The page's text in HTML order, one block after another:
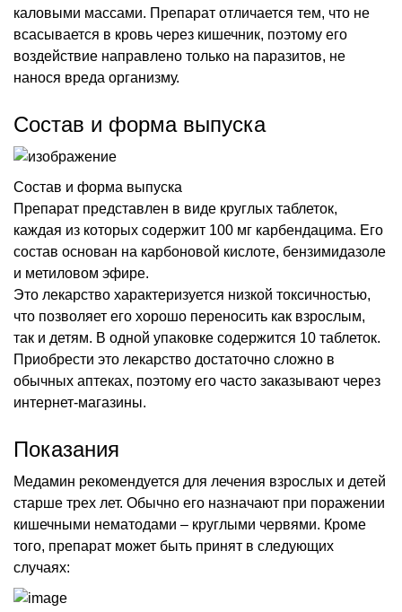
каловыми массами. Препарат отличается тем, что не
всасывается в кровь через кишечник, поэтому его
воздействие направлено только на паразитов, не
нанося вреда организму.
Состав и форма выпуска
Состав и форма выпуска
Препарат представлен в виде круглых таблеток,
каждая из которых содержит 100 мг карбендацима. Его
состав основан на карбоновой кислоте, бензимидазоле
и метиловом эфире.
Это лекарство характеризуется низкой токсичностью,
что позволяет его хорошо переносить как взрослым,
так и детям. В одной упаковке содержится 10 таблеток.
Приобрести это лекарство достаточно сложно в
обычных аптеках, поэтому его часто заказывают через
интернет-магазины.
Показания
Медамин рекомендуется для лечения взрослых и детей
старше трех лет. Обычно его назначают при поражении
кишечными нематодами – круглыми червями. Кроме
того, препарат может быть принят в следующих
случаях: